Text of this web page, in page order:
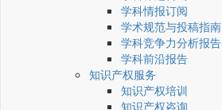
学科情报订阅
学术规范与投稿指南
学科竞争力分析报告
学科前沿报告
知识产权服务
知识产权培训
知识产权咨询